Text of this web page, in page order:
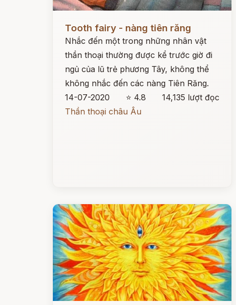
Tooth fairy - nàng tiên răng
Nhắc đến một trong những nhân vật
thần thoại thường được kể trước giờ đi
ngủ của lũ trẻ phương Tây, không thể
không nhắc đến các nàng Tiên Răng.
14-07-2020
⭐ 4.8
14,135 lượt đọc
Thần thoại châu Âu